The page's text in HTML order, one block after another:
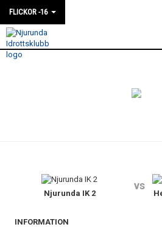
FLICKOR -16
HEM
BILDGALLERI
DOKUMENT
Njurunda IK 2
vs
INFORMATION